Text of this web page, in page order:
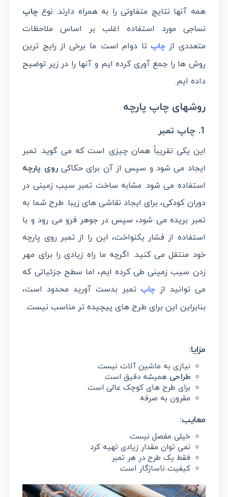
همه آنها نتایج متفاوتی را به همراه دارند. نوع چاپ
نساجی مورد استفاده اغلب بر اساس ملاحظات
متعددی ازچاپ تا دوام است. ما برخی از رایج ترین
روش ها را جمع آوری کرده ایم و آنها را در زیر توضیح
داده ایم.
روشهای چاپ پارچه
1. چاپ تمبر
این یکی تقریباً همان چیزی است که می گوید. تمبر
ایجاد می شود و سپس از آن برای حکاکیروی پارچه
استفاده می شود. مشابه ساخت تمبر سیب زمینی در
دوران کودکی، برای ایجاد نقاشی های زیبا. طرح شما به
تمبر بریده می شود، سپس در جوهر فرو می رود و با
استفاده از فشار یکنواخت، این را از تمبر روی پارچه
خود منتقل می کنید. اگرچه ما راه زیادی را برای مهر
زدن سیب زمینی طی کرده ایم، اما سطح جزئیاتی که
می توانید از چاپ تمبر بدست آورید محدود است،
بنابراین این برای طرح های پیچیده تر مناسب نیست.
مزایا:
نیازی به ماشین آلات نیست
طراحی همیشه دقیق است
برای طرح های کوچک عالی است
مقرون به صرفه
معایب:
خیلی مفصل نیست
نمی توان مقدار زیادی تهیه کرد
فقط یک طرح در هر تمبر
کیفیت ناسازگار است